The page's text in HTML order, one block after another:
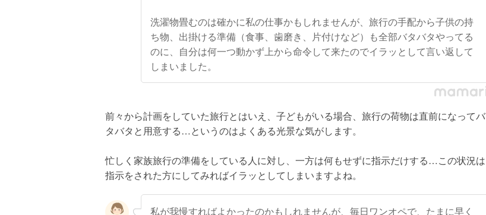
洗濯物畳むのは確かに私の仕事かもしれませんが、旅行の手配から子供の持
ち物、出掛ける準備（食事、歯磨き、片付けなど）も全部バタバタやってる
のに、自分は何一つ動かず上から命令して来たのでイラッとして言い返して
しまいました。
前々から計画をしていた旅行とはいえ、子どもがいる場合、旅行の荷物は直前になってバ
タバタと用意する…というのはよくある光景な気がします。
忙しく家族旅行の準備をしている人に対し、一方は何もせずに指示だけする…この状況は
指示をされた方にしてみればイラッとしてしまいますよね。
私が我慢すればよかったのかもしれませんが、毎日ワンオペで、たまに早く